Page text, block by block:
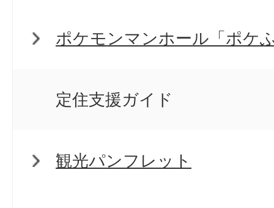
ポケモンマンホール「ポケ
定住支援ガイド
観光パンフレット